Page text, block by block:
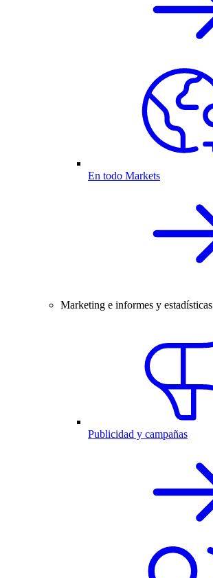
En todo Markets
Marketing e informes y estadísticas
Publicidad y campañas